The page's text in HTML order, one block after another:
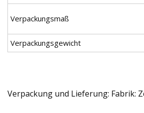
Verpackungsmaß
Verpackungsgewicht
Verpackung und Lieferung: Fabrik: